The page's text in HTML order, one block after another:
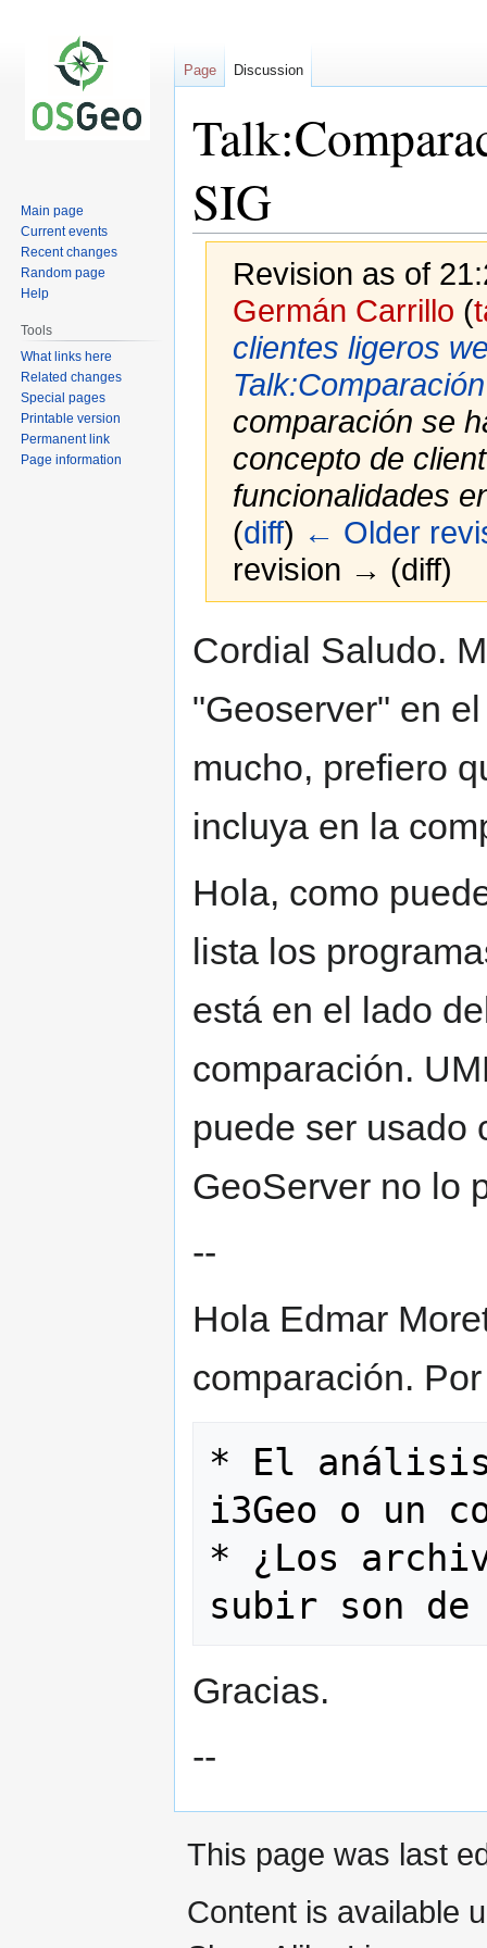
SIG
Revision as of
Germán Carrillo (
clientes ligeros
comparación se
concepto de
funcionalidades
(diff) ← Older
revision → (diff)
to
to
Cordial Saludo.
"Geoserver" en
mucho, prefiero
incluya en la
Hola, como
lista los
está en el lado
comparación.
puede ser usado
GeoServer no lo
--
Hola Edmar
comparación.
* El
i3Geo o un
* ¿Los
Gracias.
--
Page Discussion
Main page
Current events
Recent changes
Random page
Help
Tools
What links here
Related changes
Special pages
Printable version
Permanent link
Page information
This page was last
Content is available